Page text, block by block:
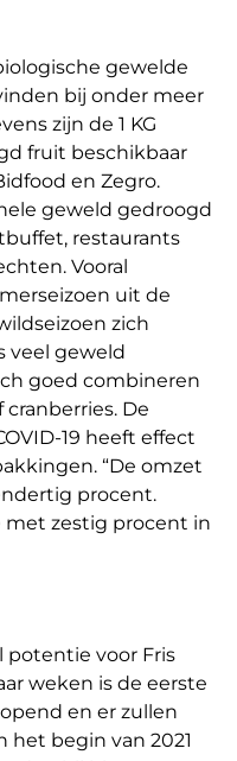
gewelde
bij onder meer
zijn de 1 KG
fruit beschikbaar
en Zegro.
geweld gedroogd
restaurants
Vooral
uit de
zich
veel geweld
goed combineren
De
19 heeft effect
“De omzet
procent.
zestig procent in
potentie voor Fris
weken is de eerste
en er zullen
het begin van 2021